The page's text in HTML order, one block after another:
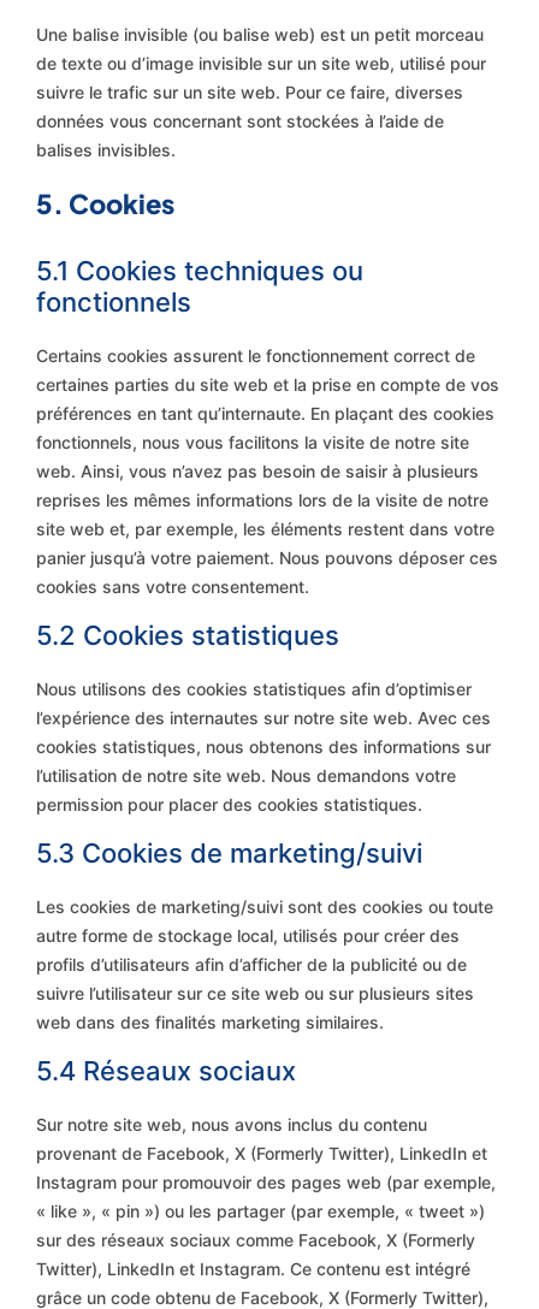
Une balise invisible (ou balise web) est un petit morceau
de texte ou d’image invisible sur un site web, utilisé pour
suivre le trafic sur un site web. Pour ce faire, diverses
données vous concernant sont stockées à l’aide de
balises invisibles.
5. Cookies
5.1 Cookies techniques ou
fonctionnels
Certains cookies assurent le fonctionnement correct de
certaines parties du site web et la prise en compte de vos
préférences en tant qu’internaute. En plaçant des cookies
fonctionnels, nous vous facilitons la visite de notre site
web. Ainsi, vous n’avez pas besoin de saisir à plusieurs
reprises les mêmes informations lors de la visite de notre
site web et, par exemple, les éléments restent dans votre
panier jusqu’à votre paiement. Nous pouvons déposer ces
cookies sans votre consentement.
5.2 Cookies statistiques
Nous utilisons des cookies statistiques afin d’optimiser
l’expérience des internautes sur notre site web. Avec ces
cookies statistiques, nous obtenons des informations sur
l’utilisation de notre site web. Nous demandons votre
permission pour placer des cookies statistiques.
5.3 Cookies de marketing/suivi
Les cookies de marketing/suivi sont des cookies ou toute
autre forme de stockage local, utilisés pour créer des
profils d’utilisateurs afin d’afficher de la publicité ou de
suivre l’utilisateur sur ce site web ou sur plusieurs sites
web dans des finalités marketing similaires.
5.4 Réseaux sociaux
Sur notre site web, nous avons inclus du contenu
provenant de Facebook, X (Formerly Twitter), LinkedIn et
Instagram pour promouvoir des pages web (par exemple,
« like », « pin ») ou les partager (par exemple, « tweet »)
sur des réseaux sociaux comme Facebook, X (Formerly
Twitter), LinkedIn et Instagram. Ce contenu est intégré
grâce un code obtenu de Facebook, X (Formerly Twitter),